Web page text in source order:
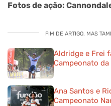
Fotos de ação:
FIM DE ARTIGO. MAS
Aldridge e Frei
Campeonato
Ana Santos e
Campeonato